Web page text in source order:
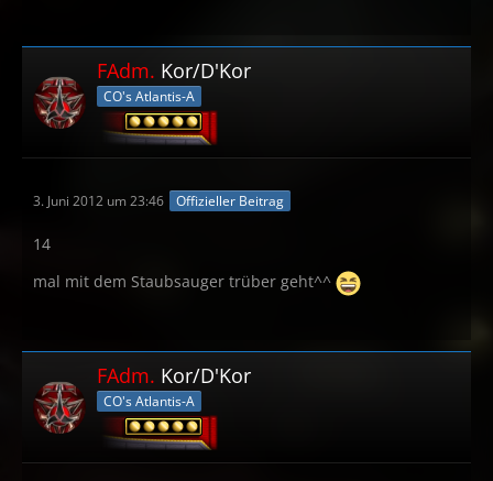
FAdm. Kor/D'Kor
CO's Atlantis-A
3. Juni 2012 um 23:46 Offizieller Beitrag
14
mal mit dem Staubsauger trüber geht^^
FAdm. Kor/D'Kor
CO's Atlantis-A